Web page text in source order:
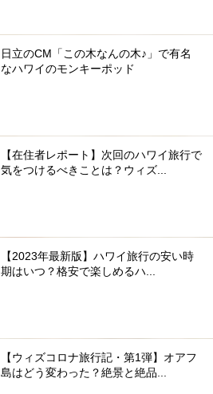
日立のCM「この木なんの木♪」で有名
なハワイのモンキーポッド
【在住者レポート】次回のハワイ旅行で
気をつけるべきことは？ウィズ...
【2023年最新版】ハワイ旅行の安い時
期はいつ？格安で楽しめるハ...
【ウィズコロナ旅行記・第1弾】オアフ
島はどう変わった？絶景と絶品...